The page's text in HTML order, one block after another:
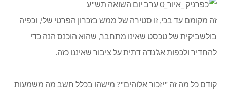
זה מקומם עד בכי, זו סטירה של ממש בזכרון הפרטי שלי, וכפיה
בולשביקית של טכסט שאינו מתחבר, שהוא הוכנס הנה כדי
להחדיר ולכפות אג’נדה דתית על ציבור שאיננו כזה.
קודם כל מה זה "יזכור אלוהים"? מישהו בכלל חשב מה משמעות